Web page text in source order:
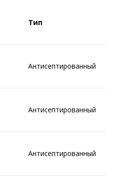
Тип
Антисептированный
Антисептированный
Антисептированный